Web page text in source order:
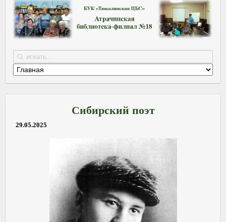
Сибирский поэт
29.05.2025